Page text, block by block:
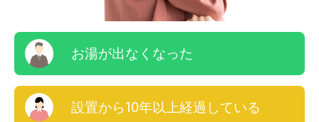
お湯が出なくなった
設置から10年以上経過している